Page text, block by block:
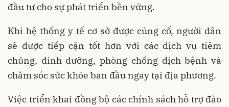
đầu tư cho sự phát triển bền vững.
Khi hệ thống y tế cơ sở được củng cố, người dân
sẽ được tiếp cận tốt hơn với các dịch vụ tiêm
chủng, dinh dưỡng, phòng chống dịch bệnh và
chăm sóc sức khỏe ban đầu ngay tại địa phương.
Việc triển khai đồng bộ các chính sách hỗ trợ đào